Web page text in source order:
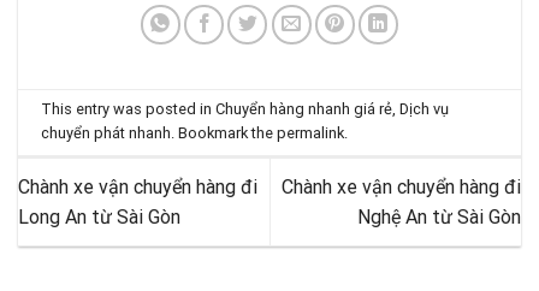
This entry was posted inChuyển hàng nhanh giá rẻ,Dịch vụ
chuyển phát nhanh. Bookmark thepermalink.
Chành xe vận chuyển hàng đi
Long An từ Sài Gòn
Chành xe vận chuyển hàng đi
Nghệ An từ Sài Gòn